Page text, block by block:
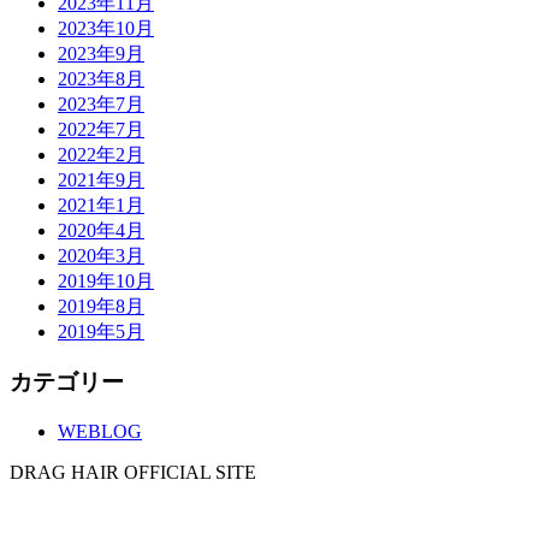
2023年10月
2023年9月
2023年8月
2023年7月
2022年7月
2022年2月
2021年9月
2021年1月
2020年4月
2020年3月
2019年10月
2019年8月
2019年5月
カテゴリー
WEBLOG
DRAG HAIR OFFICIAL SITE